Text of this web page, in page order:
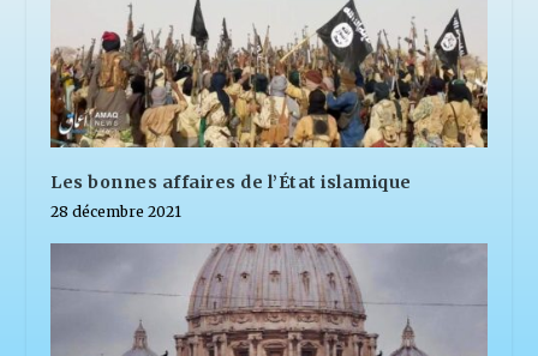
Les bonnes affaires de l’État islamique
28 décembre 2021